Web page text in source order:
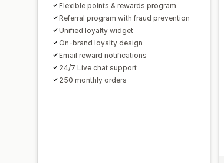
Flexible points & rewards program
Referral program with fraud prevention
Unified loyalty widget
On-brand loyalty design
Email reward notifications
24/7 Live chat support
250 monthly orders